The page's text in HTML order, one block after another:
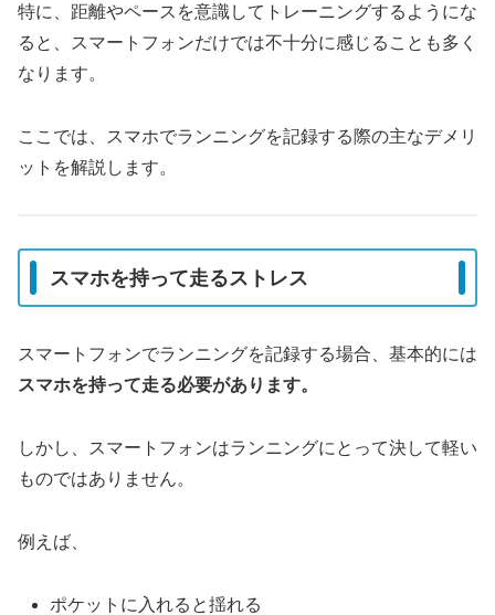
特に、距離やペースを意識してトレーニングするようにな
ると、スマートフォンだけでは不十分に感じることも多く
なります。
ここでは、スマホでランニングを記録する際の主なデメリ
ットを解説します。
スマホを持って走るストレス
スマートフォンでランニングを記録する場合、基本的には
スマホを持って走る必要があります。
しかし、スマートフォンはランニングにとって決して軽い
ものではありません。
例えば、
ポケットに入れると揺れる